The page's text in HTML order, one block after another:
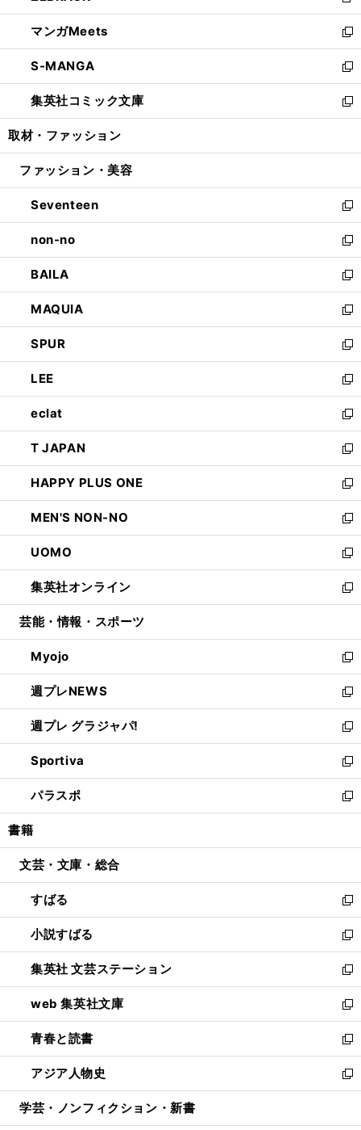
開
く
ウ
で
開
く
ン
ド
ウ
で
開
く
ウ
ィ
ン
ド
ウ
で
開
し
い
ウ
ィ
ン
ド
ウ
開
マンガMeets
新
し
い
ウ
ィ
ン
ウ
開
く
S-MANGA
新
し
い
ウ
ン
ウ
で
開
く
集英社コミック文庫
新
し
ウ
ン
ド
ウ
で
開
く
取材・ファッション
ファッション・美容
Seventeen
新
し
い
ウ
ィ
ン
ド
ウ
で
開
く
non-no
新
し
い
ウ
ィ
ン
ド
ウ
で
開
く
BAILA
新
し
い
ウ
ィ
ン
ド
ウ
で
開
く
MAQUIA
新
し
い
ウ
ィ
ン
ド
ウ
で
開
く
SPUR
新
し
い
ウ
ィ
ン
ド
ウ
で
開
く
LEE
新
し
い
ウ
ィ
ン
ド
ウ
で
開
く
eclat
新
し
い
ウ
ィ
ン
ド
ウ
で
開
く
T JAPAN
新
し
い
ウ
ィ
ン
ド
ウ
で
開
HAPPY PLUS ONE
新
し
い
ウ
ィ
ン
ド
ウ
開
く
MEN'S NON-NO
新
し
い
ウ
ィ
ン
ウ
で
開
く
UOMO
新
し
い
ウ
ン
ド
ウ
で
開
く
集英社オンライン
新
し
ウ
ィ
ン
ド
ウ
で
開
く
芸能・情報・スポーツ
Myojo
新
し
い
ウ
ィ
ン
ド
ウ
で
開
週プレNEWS
新
し
い
ウ
ィ
ン
ド
ウ
開
週プレ グラジャパ!
新
し
い
ウ
ィ
ン
ウ
開
く
Sportiva
新
し
い
ウ
ン
ウ
で
開
く
パラスポ
新
し
ウ
ン
ド
ウ
で
開
く
書籍
文芸・文庫・総合
すばる
新
し
い
ウ
ィ
ン
ド
ウ
で
開
く
小説すばる
新
し
い
ウ
ィ
ン
ド
ウ
で
開
集英社 文芸ステーション
新
し
い
ウ
ィ
ン
ド
ウ
開
web 集英社文庫
新
し
い
ウ
ィ
ン
ウ
青春と読書
新
し
い
ウ
ン
アジア人物史
新
し
学芸・ノンフィクション・新書